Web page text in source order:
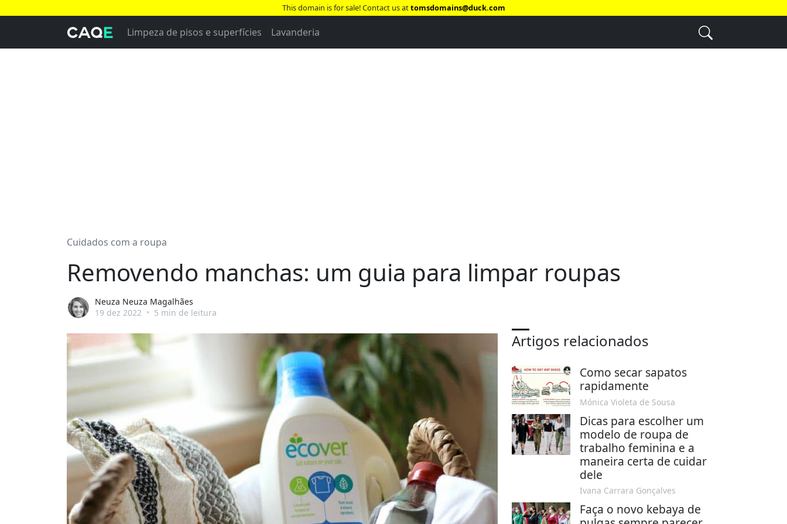
This domain is for sale! Contact us attomsdomains@duck.com
Limpeza de pisos e superfícies Lavanderia
Cuidados com a roupa
Removendo manchas: um guia para limpar roupas
Neuza Neuza Magalhães
19 dez 2022 • 5 min de leitura
Artigos relacionados
Como secar sapatos
rapidamente
Mónica Violeta de Sousa
Dicas para escolher um
modelo de roupa de
trabalho feminina e a
maneira certa de cuidar
dele
Ivana Carrara Gonçalves
Faça o novo kebaya de